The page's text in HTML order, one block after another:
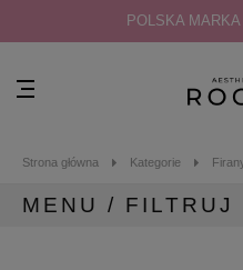
POLSKA MARKA
Strona główna Kategorie
MENU / FILTRUJ